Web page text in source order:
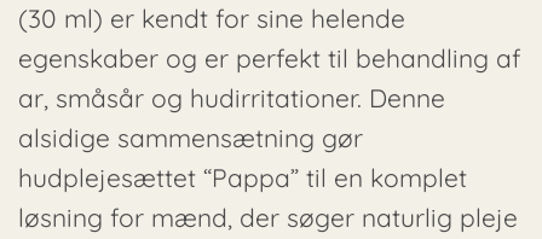
(30 ml) er kendt for sine helende
egenskaber og er perfekt til behandling af
ar, småsår og hudirritationer. Denne
alsidige sammensætning gør
hudplejesættet “Pappa” til en komplet
løsning for mænd, der søger naturlig pleje